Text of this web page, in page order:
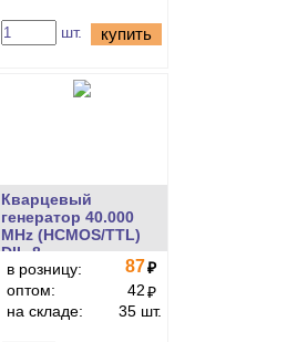
шт. купить
Кварцевый
генератор 40.000
MHz (HCMOS/TTL)
DIL-8
в розницу:
87₽
оптом:
42₽
на складе:
35 шт.